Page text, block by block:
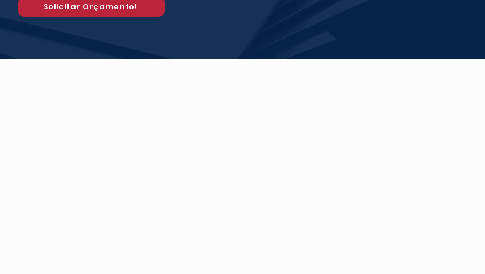
Solicitar Orçamento!